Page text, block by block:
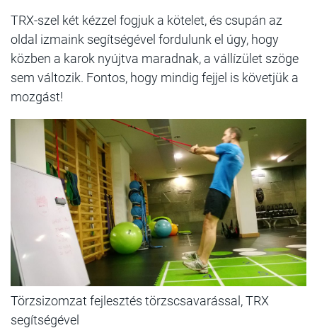
TRX-szel két kézzel fogjuk a kötelet, és csupán az
oldal izmaink segítségével fordulunk el úgy, hogy
közben a karok nyújtva maradnak, a vállízület szöge
sem változik. Fontos, hogy mindig fejjel is követjük a
mozgást!
Törzsizomzat fejlesztés törzscsavarással, TRX
segítségével